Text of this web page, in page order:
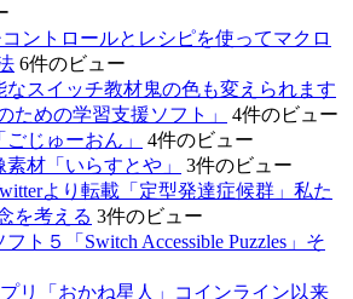
ントロールとレシピを使ってマクロ
6件のビュー
なスイッチ教材鬼の色も変えられます
ための学習支援ソフト」
4件のビュー
じゅーおん」
4件のビュー
材「いらすとや」
3件のビュー
より転載「定型発達症候群」私た
を考える 3件のビュー
ト５「Switch Accessible Puzzles」そ
リ「おかね星人」コインライン以来